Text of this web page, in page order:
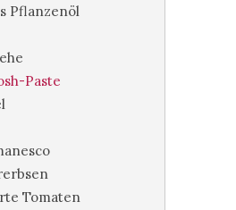
Pflanzenöl
Paste
Tomaten